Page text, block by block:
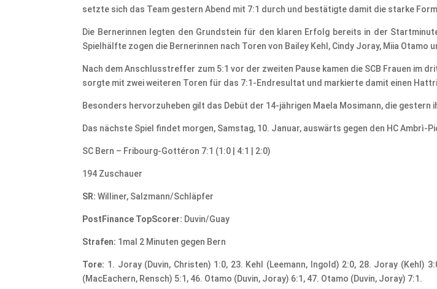
setzte sich das Team gestern Abend mit 7:1 durch und bestätigte damit die starke
Die Bernerinnen legten den Grundstein für den klaren Erfolg bereits in der
Spielhälfte zogen die Bernerinnen nach Toren von Bailey Kehl, Cindy Joray, Miia Otamo
Nach dem Anschlusstreffer zum 5:1 vor der zweiten Pause kamen die SCB Frauen im
sorgte mit zwei weiteren Toren für das 7:1-Endresultat und markierte damit einen
Besonders hervorzuheben gilt das Debüt der 14-jährigen Maela Mosimann, die
Das nächste Spiel findet morgen, Samstag, 10. Januar, auswärts gegen den HC Ambrì-
SC Bern – Fribourg-Gottéron 7:1 (1:0 | 4:1 | 2:0)
194 Zuschauer
SR: Williner, Salzmann/Schläpfer
PostFinance TopScorer: Duvin/Guay
Strafen: 1mal 2 Minuten gegen Bern
Tore: 1. Joray (Duvin, Christen) 1:0, 23. Kehl (Leemann, Ingold) 2:0, 28. Joray (Kehl)
(MacEachern, Rensch) 5:1, 46. Otamo (Duvin, Joray) 6:1, 47. Otamo (Duvin, Joray) 7:1.